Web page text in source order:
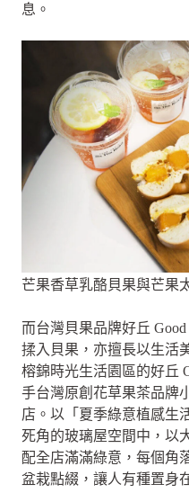
息。
芒果香草乳酪貝果與芒果
而台灣貝果品牌好丘
揉入貝果，亦擅長以生活
榕錦時光生活園區的好丘
手台灣原創花草果茶品牌
店。以「夏季綠意植感生
死角的玻璃屋空間中，以
配全店滿滿綠意，每個角
盆栽點綴，讓人有種置身